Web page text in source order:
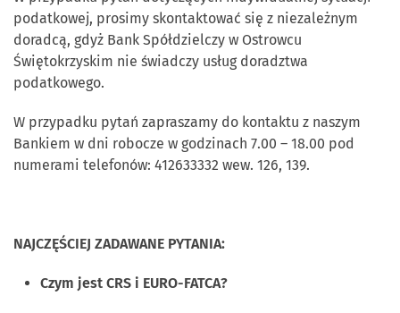
podatkowej, prosimy skontaktować się z niezależnym
doradcą, gdyż Bank Spółdzielczy w Ostrowcu
Świętokrzyskim nie świadczy usług doradztwa
podatkowego.
W przypadku pytań zapraszamy do kontaktu z naszym
Bankiem w dni robocze w godzinach 7.00 – 18.00 pod
numerami telefonów: 412633332 wew. 126, 139.
NAJCZĘŚCIEJ ZADAWANE PYTANIA:
Czym jest CRS i EURO-FATCA?